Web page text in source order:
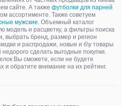
сайте. А также футболки для парней
ассортименте. Также советуем
мужские. Объемный каталог
модель и расцветку, а фильтры поиска
выбрать бренд, размер и регион
и распродажи, новые и б\у товары
сделать выгодные покупки.
Вы сможете, если не будете
и обратите внимание на их рейтинг.